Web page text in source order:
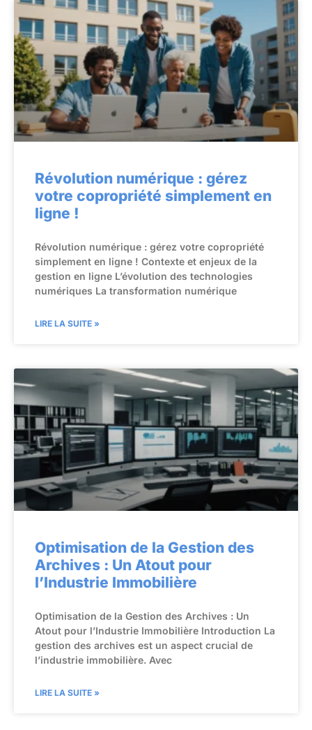
Révolution numérique : gérez
votre copropriété simplement en
ligne !
Révolution numérique : gérez votre copropriété
simplement en ligne ! Contexte et enjeux de la
gestion en ligne L’évolution des technologies
numériques La transformation numérique
LIRE LA SUITE »
Optimisation de la Gestion des
Archives : Un Atout pour
l’Industrie Immobilière
Optimisation de la Gestion des Archives : Un
Atout pour l’Industrie Immobilière Introduction La
gestion des archives est un aspect crucial de
l’industrie immobilière. Avec
LIRE LA SUITE »